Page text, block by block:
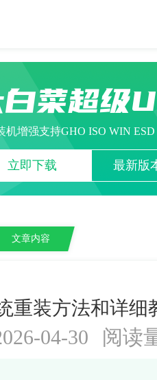
菜超级
机增强支持GHO ISO WIN
立即下载 最新版
文章内容
重装方法和详
04-30 阅读